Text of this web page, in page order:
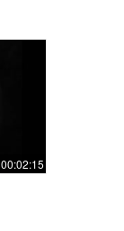
00:02:15